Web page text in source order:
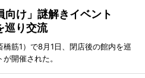
向け」謎解きイベント
巡り交流
筋1）で8月1日、閉店後の館内を巡
開催された。